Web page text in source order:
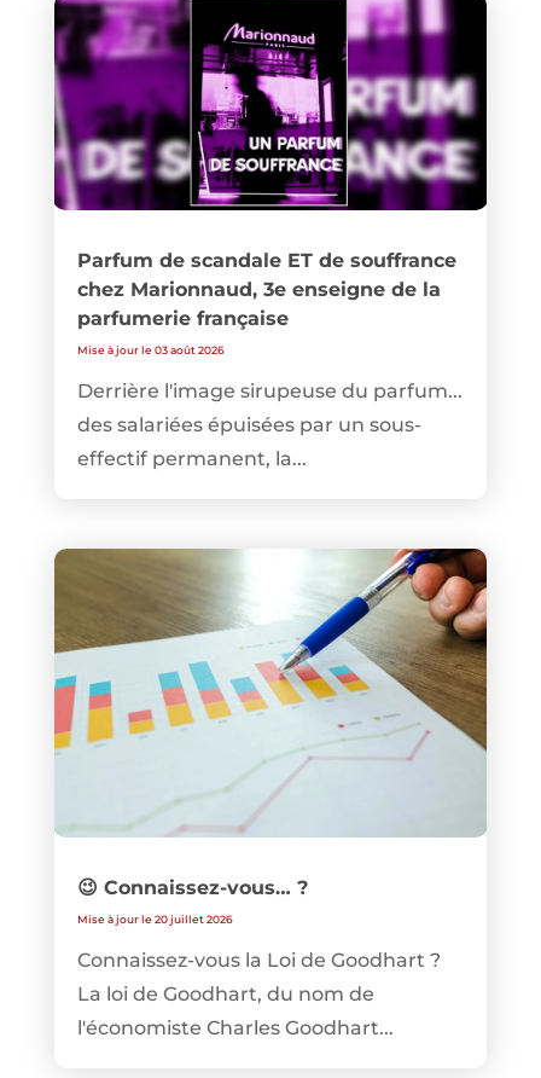
Parfum de scandale ET de souffrance
chez Marionnaud, 3e enseigne de la
parfumerie française
Mise à jour le 03 août 2026
Derrière l'image sirupeuse du parfum...
des salariées épuisées par un sous-
effectif permanent, la...
😉 Connaissez-vous… ?
Mise à jour le 20 juillet 2026
Connaissez-vous la Loi de Goodhart ?
La loi de Goodhart, du nom de
l'économiste Charles Goodhart...